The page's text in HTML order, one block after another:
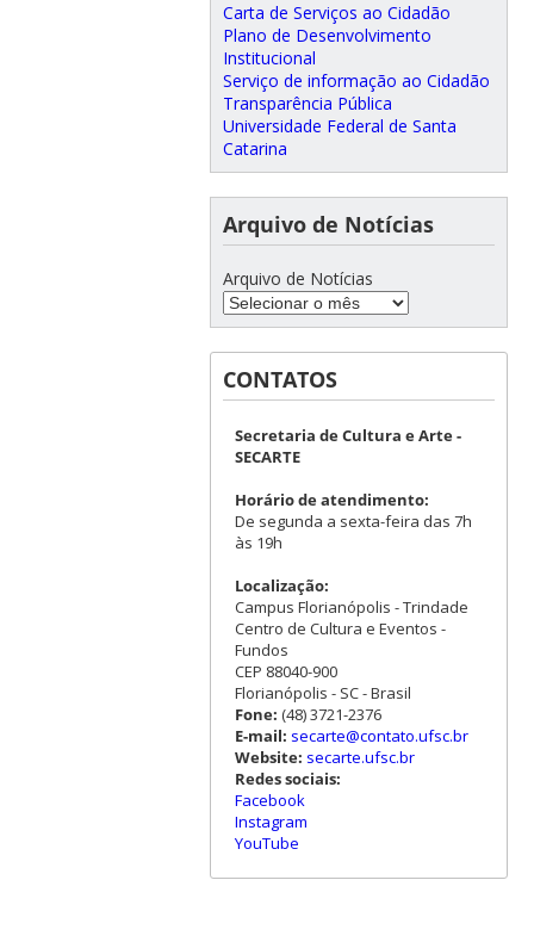
Carta de Serviços ao Cidadão
Plano de Desenvolvimento
Institucional
Serviço de informação ao Cidadão
Transparência Pública
Universidade Federal de Santa
Catarina
Arquivo de Notícias
Arquivo de Notícias
CONTATOS
Secretaria de Cultura e Arte -
SECARTE
Horário de atendimento:
De segunda a sexta-feira das 7h
às 19h
Localização:
Campus Florianópolis - Trindade
Centro de Cultura e Eventos -
Fundos
CEP 88040-900
Florianópolis - SC - Brasil
Fone: (48) 3721-2376
E-mail: secarte@contato.ufsc.br
Website: secarte.ufsc.br
Redes sociais:
Facebook
Instagram
YouTube